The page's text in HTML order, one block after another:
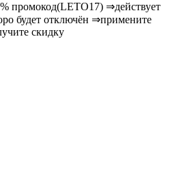
промокод(LETO17) ⇒действует
будет отключён ⇒примените
скидку